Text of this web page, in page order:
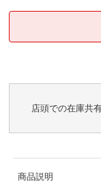
店頭での在庫共
商品説明